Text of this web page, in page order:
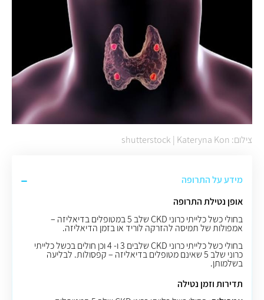
צילום: shutterstock | Kateryna Kon
מידע על התרופה
אופן נטילת התרופה
בחולי כשל כלייתי כרוני CKD שלב 5 במטופלים בדיאליזה –
אמפולות של תמיסה להזרקה לוריד או בזמן הדיאליזה.
בחולי כשל כלייתי כרוני CKD שלבים 3 ו- 4 וכן חולים בכשל כלייתי
כרוני שלב 5 שאינם מטופלים בדיאליזה – קפסולות. לבליעה
בשלמותן.
תדירות וזמן נטילה